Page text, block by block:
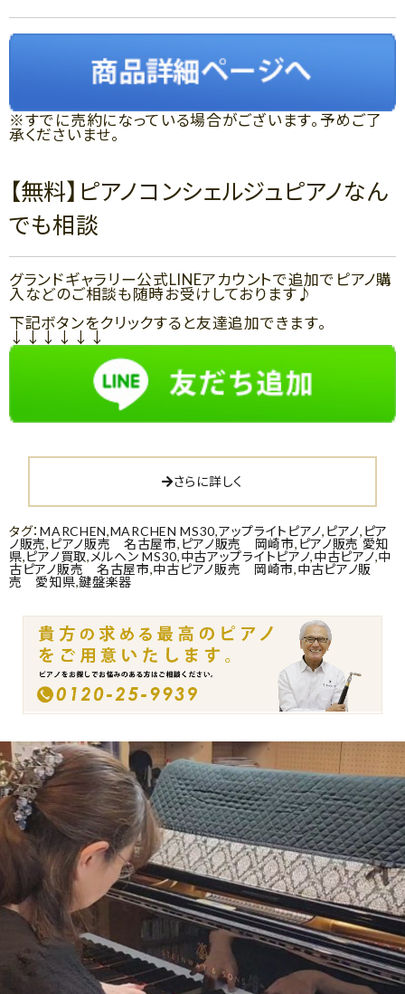
※すでに売約になっている場合がございます。予めご了
承くださいませ。
【無料】ピアノコンシェルジュピアノなん
でも相談
グランドギャラリー公式LINEアカウントで追加でピアノ購
入などのご相談も随時お受けしております♪
下記ボタンをクリックすると友達追加できます。
↓↓↓↓↓↓
さらに詳しく
タグ：MARCHEN,MARCHEN MS30,アップライトピアノ, ピアノ, ピア
ノ販売, ピアノ販売 名古屋市, ピアノ販売 岡崎市, ピアノ販売 愛知
県,ピアノ買取, メルヘン MS30,中古アップライトピアノ,中古ピアノ,中
古ピアノ販売 名古屋市,中古ピアノ販売 岡崎市,中古ピアノ販
売 愛知県,鍵盤楽器